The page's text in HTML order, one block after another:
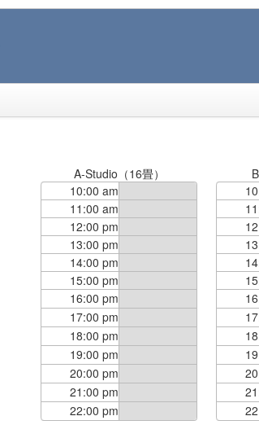
A-Studio（16畳）
10:00 am
11:00 am
12:00 pm
13:00 pm
14:00 pm
15:00 pm
16:00 pm
17:00 pm
18:00 pm
19:00 pm
20:00 pm
21:00 pm
22:00 pm